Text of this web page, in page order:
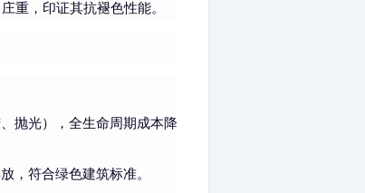
重，印证其抗褪色性能。
抛光），全生命周期成本降
，符合绿色建筑标准。